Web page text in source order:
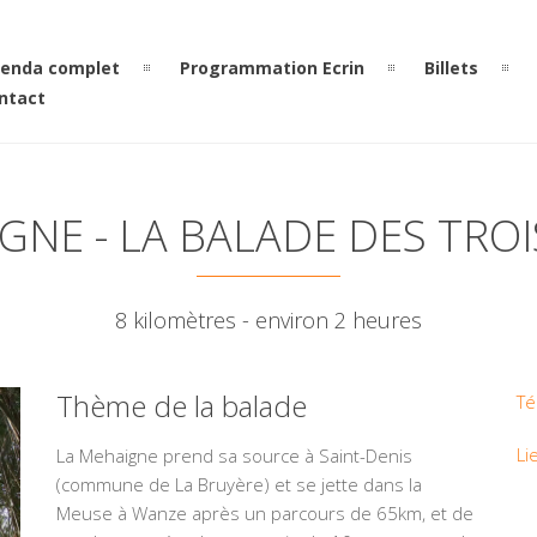
complet Programmation Ecrin
Billets
- LA BALADE DES
8 kilomètres - environ 2 heures
Thème de la balade
La Mehaigne prend sa source à Saint-Denis
(commune de La Bruyère) et se jette dans la
Meuse à Wanze après un parcours de 65km, et de